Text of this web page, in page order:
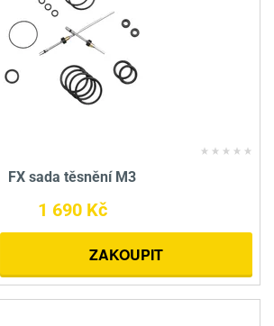
FX sada těsnění M3
1 690 Kč
ZAKOUPIT